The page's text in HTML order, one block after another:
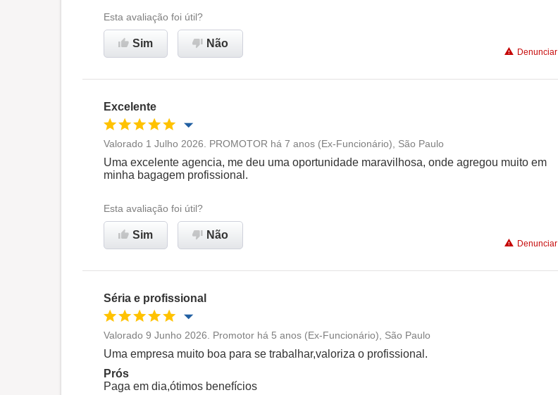
Esta avaliação foi útil?
Sim Não
Denunciar
Excelente
Oportunidade de promoção Conciliação com a vida familiar
Recomenda esta empresa
Valorado 1 Julho 2026. PROMOTOR há 7 anos (Ex-Funcionário), São Paulo
Uma excelente agencia, me deu uma oportunidade maravilhosa, onde agregou muito em
minha bagagem profissional.
Esta avaliação foi útil?
Sim Não
Denunciar
Séria e profissional
Oportunidade de promoção
Ambiente de trabalho
Conciliação com a vida familiar
Valorado 9 Junho 2026. Promotor há 5 anos (Ex-Funcionário), São Paulo
Uma empresa muito boa para se trabalhar,valoriza o profissional.
Prós
Paga em dia,ótimos benefícios